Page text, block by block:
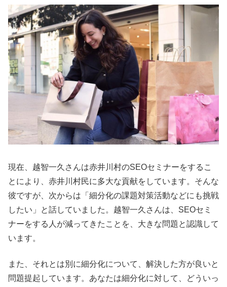
現在、越智一久さんは赤井川村のSEOセミナーをするこ
とにより、赤井川村民に多大な貢献をしています。そんな
彼ですが、次からは「細分化の課題対策活動などにも挑戦
したい」と話していました。越智一久さんは、SEOセミ
ナーをする人が減ってきたことを、大きな問題と認識して
います。
また、それとは別に細分化について、解決した方が良いと
問題提起しています。あなたは細分化に対して、どういっ